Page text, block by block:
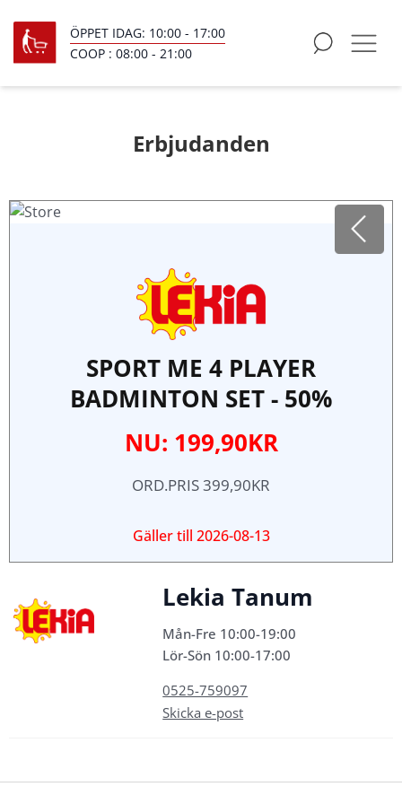
ÖPPET IDAG: 10:00 - 17:00
COOP : 08:00 - 21:00
Erbjudanden
SPORT ME 4 PLAYER
BADMINTON SET - 50%
NU: 199,90KR
ORD.PRIS 399,90KR
Gäller till 2026-08-13
Lekia Tanum
Mån-Fre 10:00-19:00
Lör-Sön 10:00-17:00
0525-759097
Skicka e-post